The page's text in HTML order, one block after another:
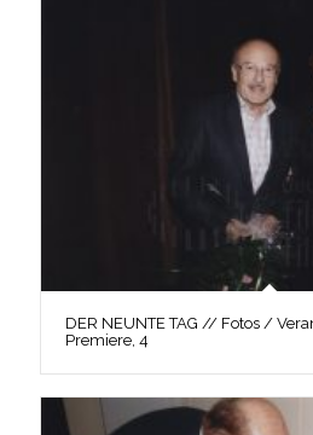
DER NEUNTE TAG // Fotos /
Premiere, 4